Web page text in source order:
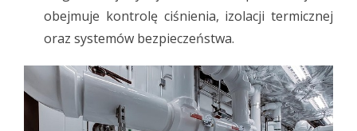
obejmuje kontrolę ciśnienia, izolacji termicznej
oraz systemów bezpieczeństwa.